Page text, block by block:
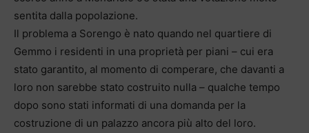
sentita dalla popolazione.
Il problema a Sorengo è nato quando nel quartiere di
Gemmo i residenti in una proprietà per piani – cui era
stato garantito, al momento di comperare, che davanti a
loro non sarebbe stato costruito nulla – qualche tempo
dopo sono stati informati di una domanda per la
costruzione di un palazzo ancora più alto del loro.